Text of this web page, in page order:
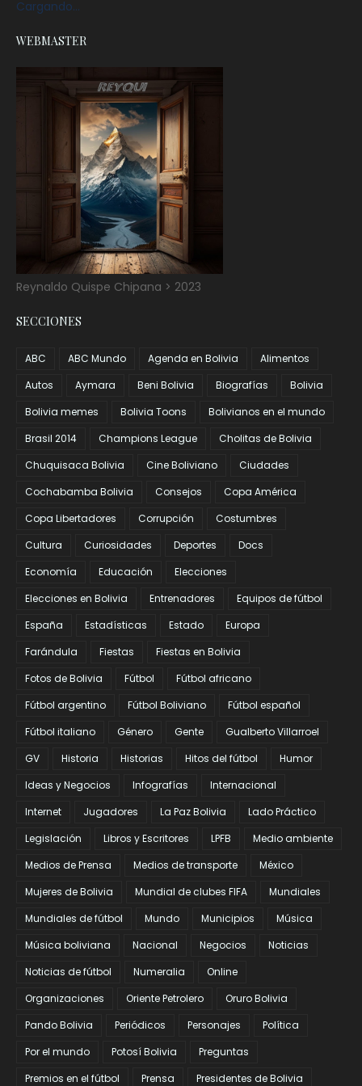
Cargando...
WEBMASTER
Reynaldo Quispe Chipana > 2023
SECCIONES
ABC ABC Mundo Agenda en Bolivia
Alimentos
Autos
Aymara Beni Bolivia Biografías
Bolivia
Bolivia memes
Bolivia Toons
Bolivianos en el mundo
Brasil 2014
Champions League
Cholitas de Bolivia
Chuquisaca Bolivia
Cine Boliviano
Ciudades
Cochabamba Bolivia
Consejos
Copa América
Copa Libertadores
Corrupción
Costumbres
Cultura
Curiosidades Deportes
Docs
Economía
Educación
Elecciones
Elecciones en Bolivia
Entrenadores
Equipos de fútbol
España
Estadísticas Estado
Europa
Farándula
Fiestas
Fiestas en Bolivia
Fotos de Bolivia
Fútbol
Fútbol africano
Fútbol argentino
Fútbol Boliviano
Fútbol español
Fútbol italiano
Género Gente
Gualberto Villarroel
GV
Historia Historias Hitos del fútbol
Humor
Ideas y Negocios
Infografías
Internacional
Internet
Jugadores La Paz Bolivia
Lado Práctico
Legislación
Libros y Escritores LPFB
Medio ambiente
Medios de Prensa
Medios de transporte
México
Mujeres de Bolivia
Mundial de clubes FIFA
Mundiales
Mundiales de fútbol
Mundo Municipios
Música
Música boliviana
Nacional Negocios
Noticias
Noticias de fútbol
Numeralia
Online
Organizaciones
Oriente Petrolero
Oruro Bolivia
Pando Bolivia
Periódicos Personajes
Política
Por el mundo
Potosí Bolivia
Preguntas
Premios en el fútbol
Prensa Presidentes de Bolivia